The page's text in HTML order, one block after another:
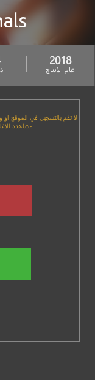
2018
عام الانتاج
لا تقم بالتسجيل في الموقع
مشاهده